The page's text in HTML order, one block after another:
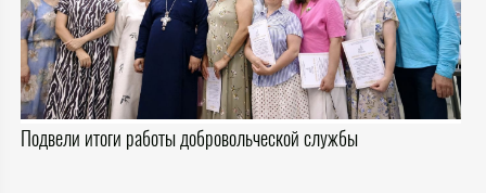
Подвели итоги работы добровольческой службы